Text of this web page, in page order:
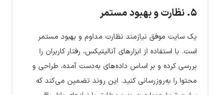
۵. نظارت و بهبود مستمر
یک سایت موفق نیازمند نظارت مداوم و بهبود مستمر
است. با استفاده از ابزارهای آنالیتیکس، رفتار کاربران را
بررسی کرده و بر اساس داده‌های به‌دست آمده، طراحی و
محتوا را به‌روزرسانی کنید. این روند تضمین می‌کند که